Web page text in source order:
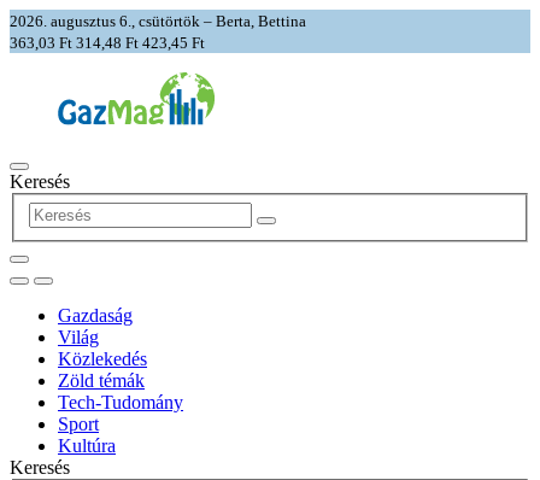
2026. augusztus 6., csütörtök – Berta, Bettina
363,03 Ft 314,48 Ft 423,45 Ft
Keresés
Gazdaság
Világ
Közlekedés
Zöld témák
Tech-Tudomány
Sport
Kultúra
Keresés